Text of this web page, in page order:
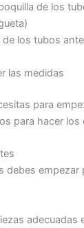
de los
los tubos
las medidas
para
para hacer los
debes empezar
adecuadas